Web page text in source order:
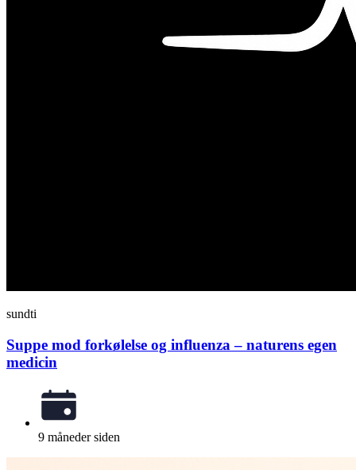
sundti
Suppe mod forkølelse og influenza – naturens egen
medicin
9 måneder siden